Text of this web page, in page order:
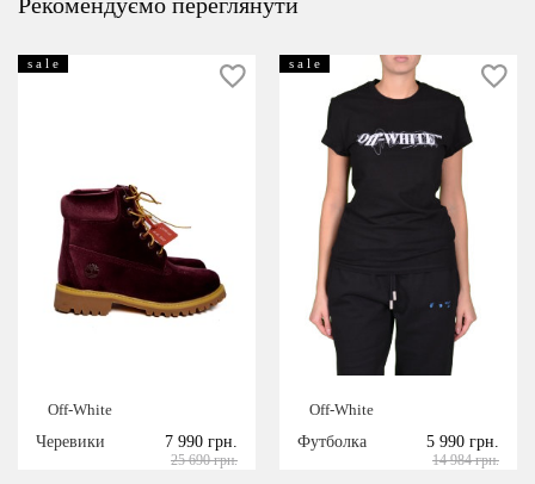
s a l e
Off-White
Черевики
7 990 грн.
25 690 грн.
s a l e
Off-White
Футболка
5 990 грн.
14 984 грн.